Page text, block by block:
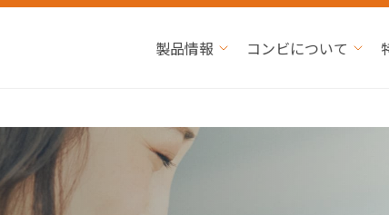
製品情報 コンビについて